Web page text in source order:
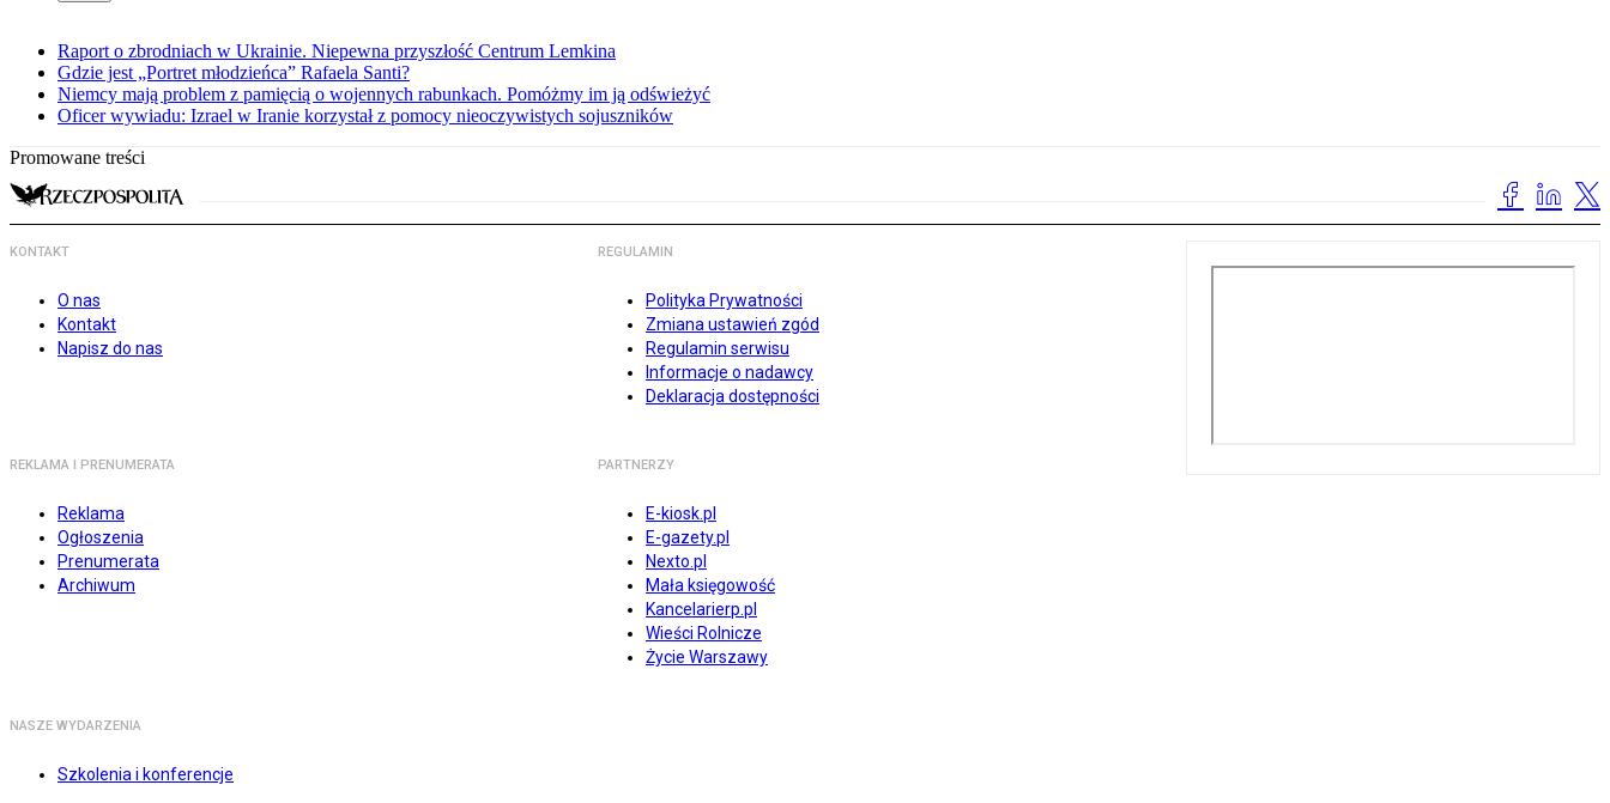
Raport o zbrodniach w Ukrainie. Niepewna przyszłość Centrum Lemkina
Gdzie jest „Portret młodzieńca” Rafaela Santi?
Niemcy mają problem z pamięcią o wojennych rabunkach. Pomóżmy im ją odświeżyć
Oficer wywiadu: Izrael w Iranie korzystał z pomocy nieoczywistych sojuszników
Promowane treści
KONTAKT
O nas
Kontakt
Napisz do nas
REGULAMIN
Polityka Prywatności
Zmiana ustawień zgód
Regulamin serwisu
Informacje o nadawcy
Deklaracja dostępności
REKLAMA I PRENUMERATA
Reklama
Ogłoszenia
Prenumerata
Archiwum
PARTNERZY
E-kiosk.pl
E-gazety.pl
Nexto.pl
Mała księgowość
Kancelarierp.pl
Wieści Rolnicze
Życie Warszawy
NASZE WYDARZENIA
Szkolenia i konferencje